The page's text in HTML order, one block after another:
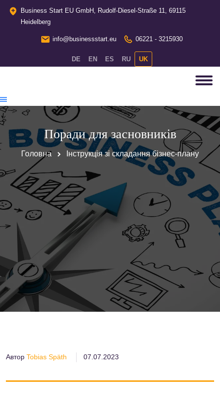
Business Start EU GmbH, Rudolf-Diesel-Straße 11, 69115
Heidelberg
info@businessstart.eu 06221 - 3215930
DE EN ES RU UK
Поради для засновників
Головна Інструкція зі складання бізнес-плану
Автор Tobias Späth 07.07.2023